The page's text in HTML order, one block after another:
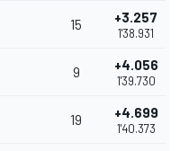
15 +3.257
1'38.931
9 +4.056
1'39.730
19 +4.699
1'40.373